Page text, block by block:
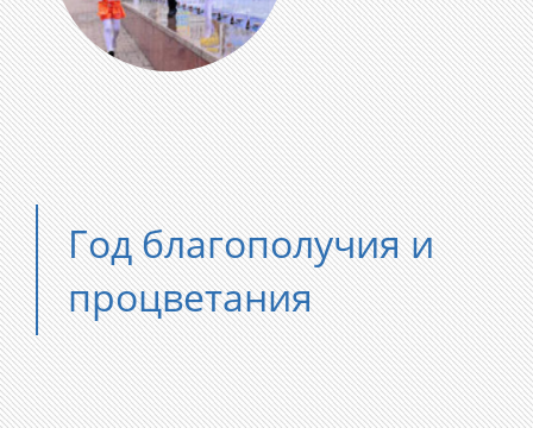
Год благополучия и
процветания